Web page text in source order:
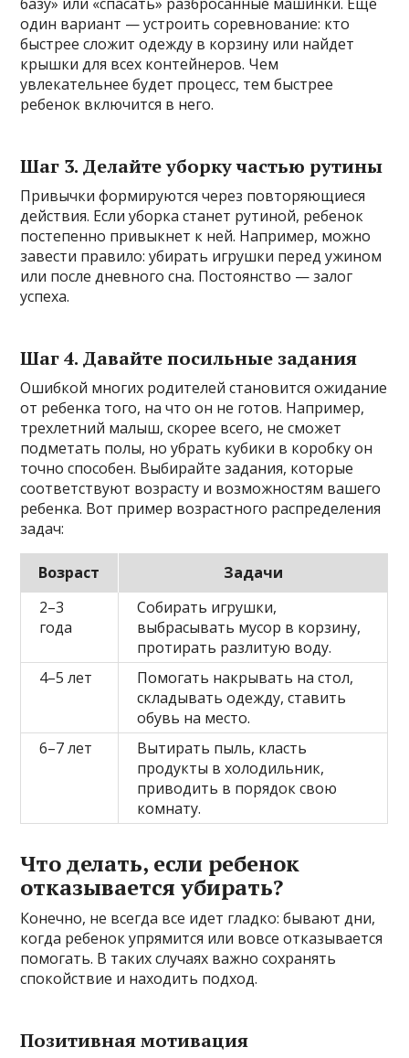
один вариант — устроить соревнование: кто
быстрее сложит одежду в корзину или найдет
крышки для всех контейнеров. Чем
увлекательнее будет процесс, тем быстрее
ребенок включится в него.
Шаг 3. Делайте уборку частью рутины
Привычки формируются через повторяющиеся
действия. Если уборка станет рутиной, ребенок
постепенно привыкнет к ней. Например, можно
завести правило: убирать игрушки перед ужином
или после дневного сна. Постоянство — залог
успеха.
Шаг 4. Давайте посильные задания
Ошибкой многих родителей становится ожидание
от ребенка того, на что он не готов. Например,
трехлетний малыш, скорее всего, не сможет
подметать полы, но убрать кубики в коробку он
точно способен. Выбирайте задания, которые
соответствуют возрасту и возможностям вашего
ребенка. Вот пример возрастного распределения
задач:
Возраст
Задачи
2–3
года
Собирать игрушки,
выбрасывать мусор в корзину,
протирать разлитую воду.
4–5 лет
Помогать накрывать на стол,
складывать одежду, ставить
обувь на место.
6–7 лет
Вытирать пыль, класть
продукты в холодильник,
приводить в порядок свою
комнату.
Что делать, если ребенок
отказывается убирать?
Конечно, не всегда все идет гладко: бывают дни,
когда ребенок упрямится или вовсе отказывается
помогать. В таких случаях важно сохранять
спокойствие и находить подход.
Позитивная мотивация